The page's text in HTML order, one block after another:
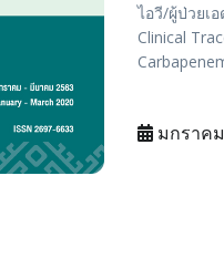
ไอวี/ผู้ป่วยเ
Clinical
มกราค